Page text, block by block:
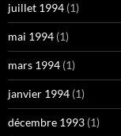
juillet 1994 (1)
mai 1994 (1)
mars 1994 (1)
janvier 1994 (1)
décembre 1993 (1)